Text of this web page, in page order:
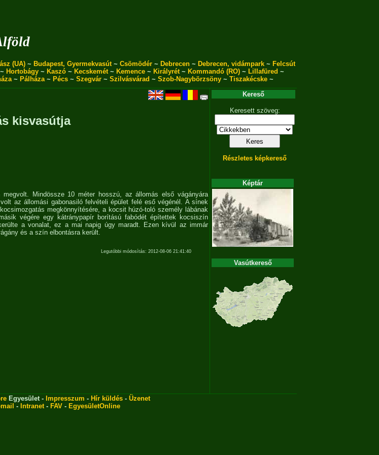
(UA)~ Budapest, Gyermekvasút~ Csömödér~ Debrecen~ Debrecen, vidámpark~ Felcsút
~ Hortobágy ~ Kaszó ~ Kecskemét~ Kemence ~ Királyrét~ Kommandó (RO) ~ Lillafüred ~
~ Pálháza~ Pécs~ Szegvár~ Szilvásvárad ~ Szob-Nagybörzsöny~ Tiszakécske~
kisvasútja
Mindössze 10 méter hosszú, az állomás első vágányára
az állomási gabonasiló felvételi épület felé eső végénél. A sínek
megkönnyítésére, a kocsit húzó-toló személy lábának
végére egy kátránypapír borítású fabódét építettek kocsiszín
a vonalat, ez a mai napig úgy maradt. Ezen kívül az immár
és a szín elbontásra került.
Legutóbbi módosítás: 2012-08-06 21:41:40
Kereső
Keresett szöveg:
Részletes képkereső
Képtár
Vasútkereső
Egyesület - Impresszum - Hír küldés - Üzenet
- Intranet- FAV - EgyesületOnline